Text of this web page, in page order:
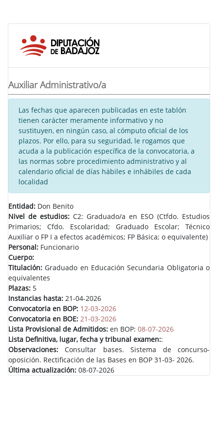
Auxiliar Administrativo/a
Las fechas que aparecen publicadas en este tablón
tienen carácter meramente informativo y no
sustituyen, en ningún caso, al cómputo oficial de los
plazos. Por ello, para su seguridad, le rogamos que
acuda a la publicación específica de la convocatoria, a
las normas sobre procedimiento administrativo y al
calendario oficial de días hábiles e inhábiles de cada
localidad
Entidad: Don Benito
Nivel de estudios: C2: Graduado/a en ESO (Ctfdo. Estudios
Primarios; Cfdo. Escolaridad; Graduado Escolar; Técnico
Auxiliar o FP I a efectos académicos; FP Básica; o equivalente)
Personal: Funcionario
Cuerpo:
Titulación: Graduado en Educación Secundaria Obligatoria o
equivalentes
Plazas: 5
Instancias hasta: 21-04-2026
Convocatoria en BOP: 12-03-2026
Convocatoria en BOE: 21-03-2026
Lista Provisional de Admitidos: en BOP: 08-07-2026
Lista Definitiva, lugar, fecha y tribunal examen::
Observaciones: Consultar bases. Sistema de concurso-
oposición. Rectificación de las Bases en BOP 31-03- 2026.
Última actualización: 08-07-2026